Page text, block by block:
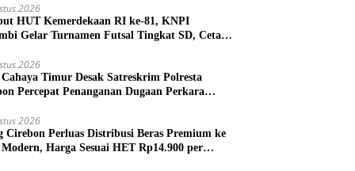
2026
HUT Kemerdekaan RI ke-81, KNPI
Gelar Turnamen Futsal Tingkat SD, Cetak
2026
Timur Desak Satreskrim Polresta
Percepat Penanganan Dugaan Perkara
2026
Cirebon Perluas Distribusi Beras Premium ke
Harga Sesuai HET Rp14.900 per